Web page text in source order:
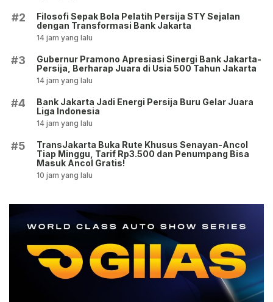
#2
Filosofi Sepak Bola Pelatih Persija STY Sejalan
dengan Transformasi Bank Jakarta
14 jam yang lalu
#3
Gubernur Pramono Apresiasi Sinergi Bank Jakarta-
Persija, Berharap Juara di Usia 500 Tahun Jakarta
14 jam yang lalu
#4
Bank Jakarta Jadi Energi Persija Buru Gelar Juara
Liga Indonesia
14 jam yang lalu
#5
TransJakarta Buka Rute Khusus Senayan-Ancol
Tiap Minggu, Tarif Rp3.500 dan Penumpang Bisa
Masuk Ancol Gratis!
10 jam yang lalu